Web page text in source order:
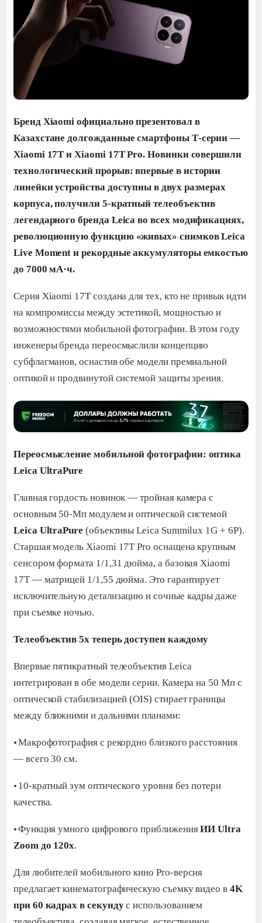
Бренд Xiaomi официально презентовал в
Казахстане долгожданные смартфоны Т-серии —
Xiaomi 17T и Xiaomi 17T Pro. Новинки совершили
технологический прорыв: впервые в истории
линейки устройства доступны в двух размерах
корпуса, получили 5-кратный телеобъектив
легендарного бренда Leica во всех модификациях,
революционную функцию «живых» снимков Leica
Live Moment и рекордные аккумуляторы емкостью
до 7000 мА·ч.
Серия Xiaomi 17T создана для тех, кто не привык идти
на компромиссы между эстетикой, мощностью и
возможностями мобильной фотографии. В этом году
инженеры бренда переосмыслили концепцию
субфлагманов, оснастив обе модели премиальной
оптикой и продвинутой системой защиты зрения.
Переосмысление мобильной фотографии: оптика
Leica UltraPure
Главная гордость новинок — тройная камера с
основным 50-Мп модулем и оптической системой
Leica UltraPure (объективы Leica Summilux 1G + 6P).
Старшая модель Xiaomi 17T Pro оснащена крупным
сенсором формата 1/1,31 дюйма, а базовая Xiaomi
17T — матрицей 1/1,55 дюйма. Это гарантирует
исключительную детализацию и сочные кадры даже
при съемке ночью.
Телеобъектив 5х теперь доступен каждому
Впервые пятикратный телеобъектив Leica
интегрирован в обе модели серии. Камера на 50 Мп с
оптической стабилизацией (OIS) стирает границы
между ближними и дальними планами:
·Макрофотография с рекордно близкого расстояния
— всего 30 см.
· 10-кратный зум оптического уровня без потери
качества.
·Функция умного цифрового приближенияИИ Ultra
Zoom до 120x.
Для любителей мобильного кино Pro-версия
предлагает кинематографическую съемку видео в 4K
при 60 кадрах в секундус использованием